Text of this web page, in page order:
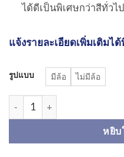
ได้ดีเป็นพิเศษกว่าสีทั่ว
แจ้งรายละเอียดเพิ่มเติมได้
รูปแบบ มีล้อ ไม่มีล้อ
จำนวน แผงเหล็กกล่อง แบบเ
หยิบ